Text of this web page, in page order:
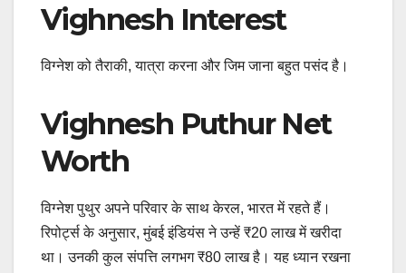
Vighnesh Interest
विग्नेश को तैराकी, यात्रा करना और जिम जाना बहुत पसंद है।
Vighnesh Puthur Net
Worth
विग्नेश पुथुर अपने परिवार के साथ केरल, भारत में रहते हैं।
रिपोर्ट्स के अनुसार, मुंबई इंडियंस ने उन्हें ₹20 लाख में खरीदा
था। उनकी कुल संपत्ति लगभग ₹80 लाख है। यह ध्यान रखना